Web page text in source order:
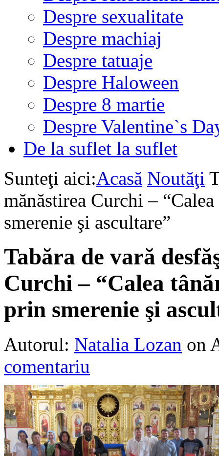
Despre sexualitate
Despre machiaj
Despre tatuaje
Despre Haloween
Despre 8 martie
Despre Valentine`s
De la suflet la suflet
Sunteţi aici:Acasă Noutăţi
mănăstirea Curchi –
smerenie şi ascultare”
Tabăra de vară
Curchi – “Calea
prin smerenie şi
Autorul: Natalia Lozan on
comentariu